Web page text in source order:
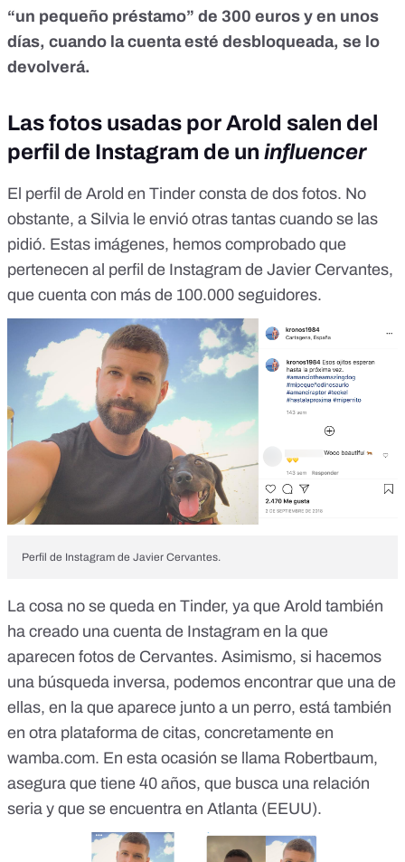
“un pequeño préstamo” de 300 euros y en unos
días, cuando la cuenta esté desbloqueada, se lo
devolverá.
Las fotos usadas por Arold salen del
perfil de Instagram de un influencer
El perfil de Arold en Tinder consta de dos fotos. No
obstante, a Silvia le envió otras tantas cuando se las
pidió. Estas imágenes, hemos comprobado que
pertenecen al perfil de Instagram de Javier Cervantes,
que cuenta con más de 100.000 seguidores.
Perfil de Instagram de Javier Cervantes.
La cosa no se queda en Tinder, ya que Arold también
ha creado una cuenta de Instagram en la que
aparecen fotos de Cervantes. Asimismo, si hacemos
una búsqueda inversa, podemos encontrar que una de
ellas, en la que aparece junto a un perro, está también
en otra plataforma de citas, concretamente en
wamba.com. En esta ocasión se llama Robertbaum,
asegura que tiene 40 años, que busca una relación
seria y que se encuentra en Atlanta (EEUU).